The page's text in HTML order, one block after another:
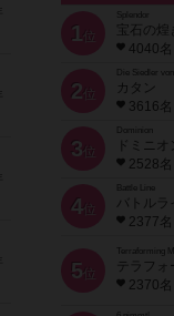
1 位
宝石の煌
4040名
2 位
Die Siedler von
カタン
3616名
3 位
ドミニオ
2528名
4位
Battle Line
バトルラ
2377名
5 位
Terraforming
テラフ
2370名